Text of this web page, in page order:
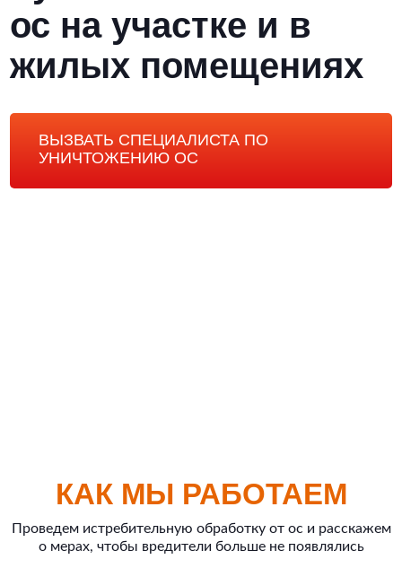
ос на участке и в
жилых помещениях
ВЫЗВАТЬ СПЕЦИАЛИСТА ПО
УНИЧТОЖЕНИЮ ОС
КАК МЫ РАБОТАЕМ
Проведем истребительную обработку от ос и расскажем
о мерах, чтобы вредители больше не появлялись